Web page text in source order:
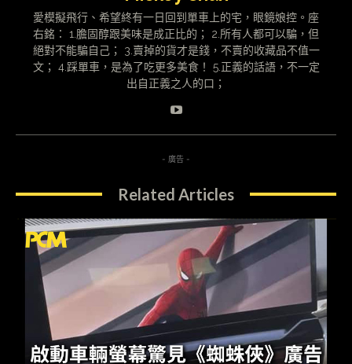
愛模擬飛行、希望終有一日回到單車上的宅，眼鏡娘控。座
右銘： 1.膽固醇跟美味是成正比的； 2.所有人都可以騙，但
絕對不能騙自己； 3.賣掉的貨才是錢，不賣的收藏品不值一
文； 4.踩單車，是為了吃更多美食！ 5.正義的話語，不一定
出自正義之人的口；
- 廣告 -
Related Articles